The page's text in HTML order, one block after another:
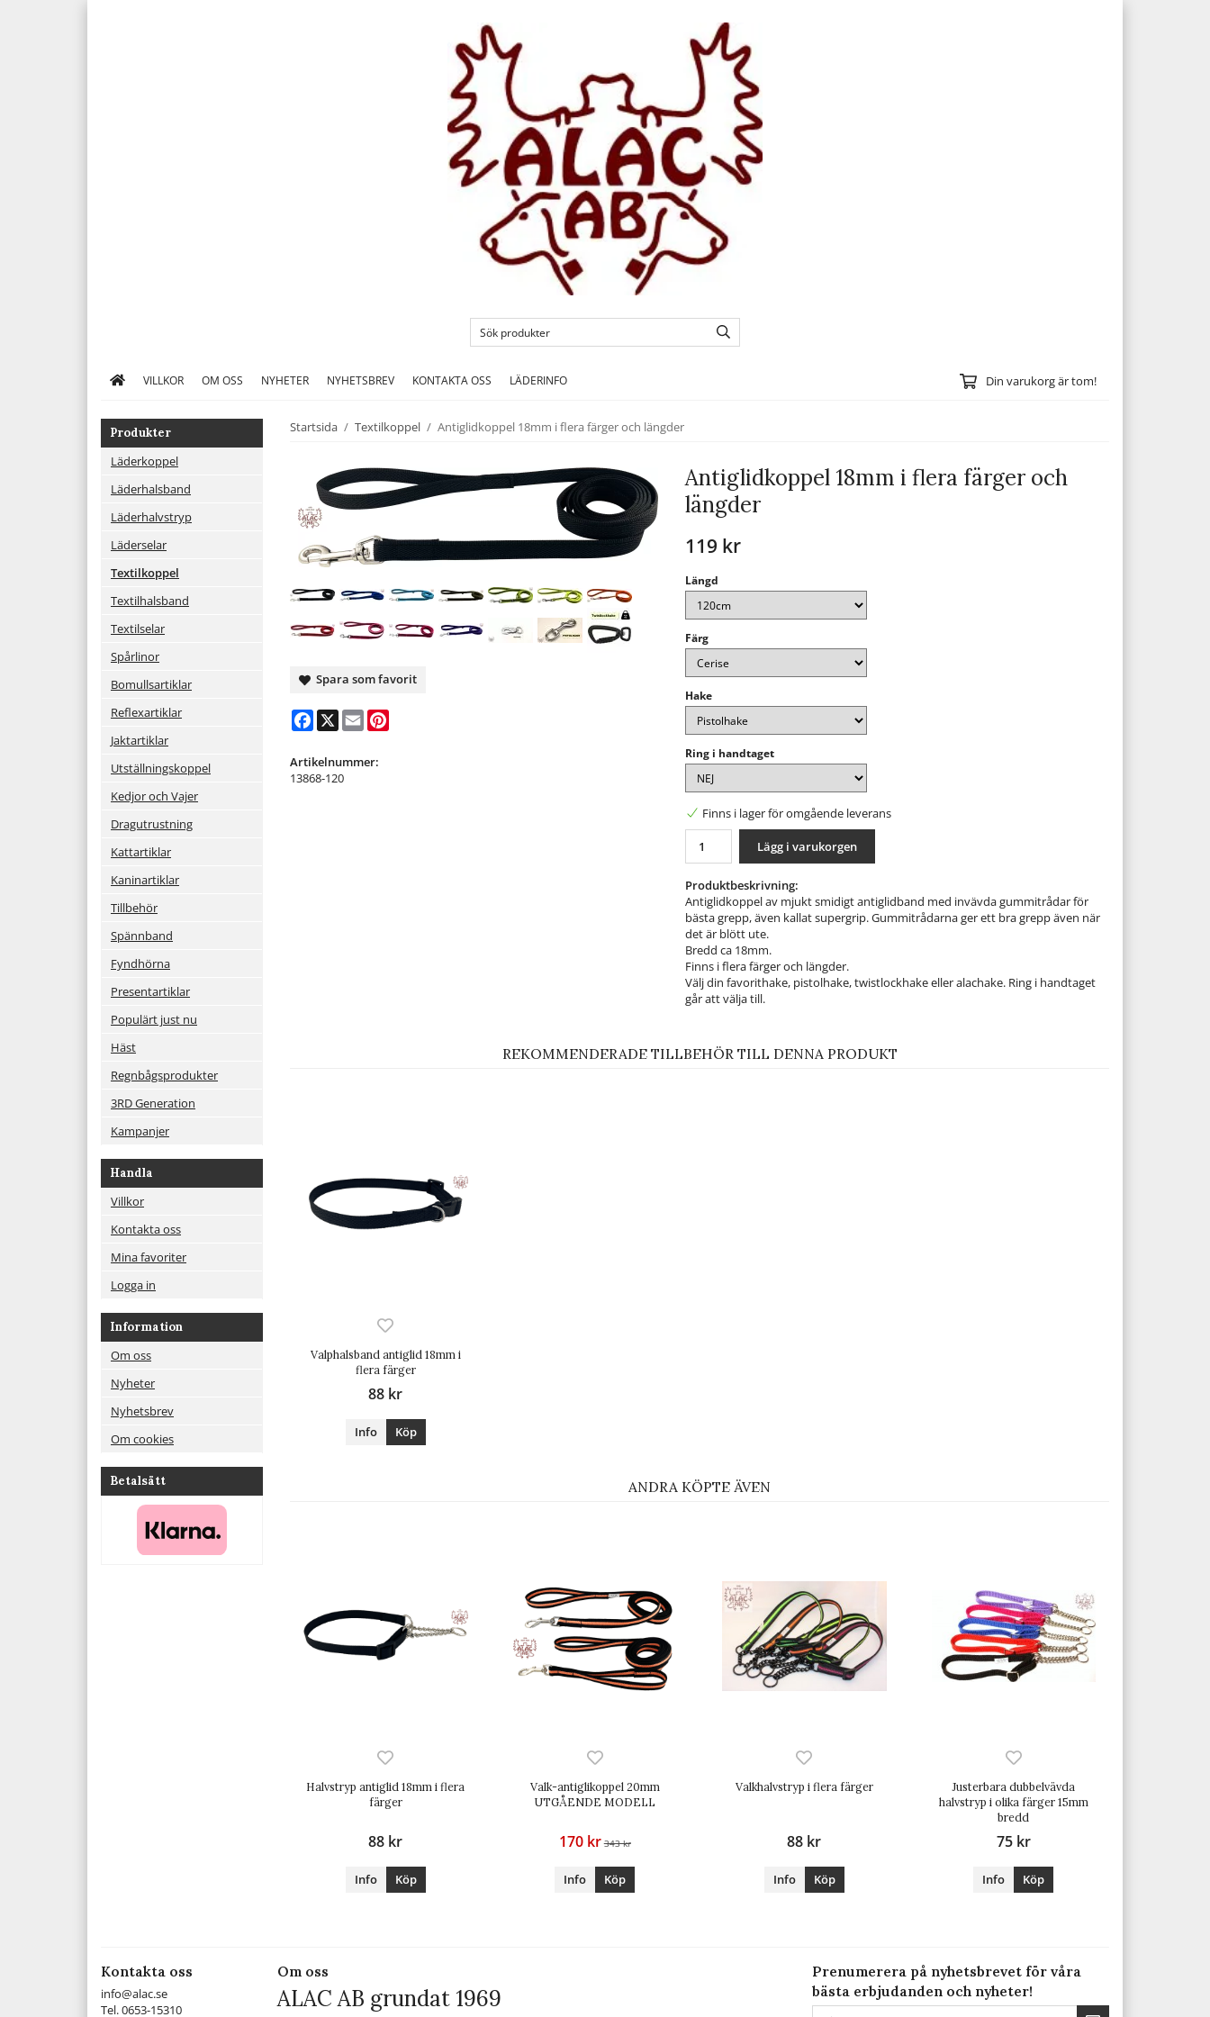
VILLKOR OM OSS NYHETER NYHETSBREV KONTAKTA OSS LÄDERINFO Din varukorg är tom!
Produkter
Läderkoppel
Läderhalsband
Läderhalvstryp
Läderselar
Textilkoppel
Textilhalsband
Textilselar
Spårlinor
Bomullsartiklar
Reflexartiklar
Jaktartiklar
Utställningskoppel
Kedjor och Vajer
Dragutrustning
Kattartiklar
Kaninartiklar
Tillbehör
Spännband
Fyndhörna
Presentartiklar
Populärt just nu
Häst
Regnbågsprodukter
3RD Generation
Kampanjer
Handla
Villkor
Kontakta oss
Mina favoriter
Logga in
Information
Om oss
Nyheter
Nyhetsbrev
Om cookies
Betalsätt
Startsida / Textilkoppel / Antiglidkoppel 18mm i flera färger och längder
Antiglidkoppel 18mm i flera färger och
längder
119 kr
Längd
Färg
Hake
Ring i handtaget
Finns i lager för omgående leverans
Lägg i varukorgen
Produktbeskrivning:
Antiglidkoppel av mjukt smidigt antiglidband med invävda gummitrådar för
bästa grepp, även kallat supergrip. Gummitrådarna ger ett bra grepp även när
det är blött ute.
Bredd ca 18mm.
Finns i flera färger och längder.
Välj din favorithake, pistolhake, twistlockhake eller alachake. Ring i handtaget
går att välja till.
Spara som favorit
Facebook
X Email
Artikelnummer:
13868-120
REKOMMENDERADE TILLBEHÖR TILL DENNA PRODUKT
Valphalsband antiglid 18mm i
flera färger
88 kr
Info Köp
ANDRA KÖPTE ÄVEN
Halvstryp antiglid 18mm i flera
färger
88 kr
Info Köp
Valk-antiglikoppel 20mm
UTGÅENDE MODELL
170 kr 343 kr
Info Köp
Valkhalvstryp i flera färger
88 kr
Info Köp
Justerbara dubbelvävda
halvstryp i olika färger 15mm
bredd
75 kr
Info Köp
Kontakta oss
info@alac.se
Tel. 0653-15310
Om oss
ALAC AB grundat 1969
Prenumerera på nyhetsbrevet för våra
bästa erbjudanden och nyheter!